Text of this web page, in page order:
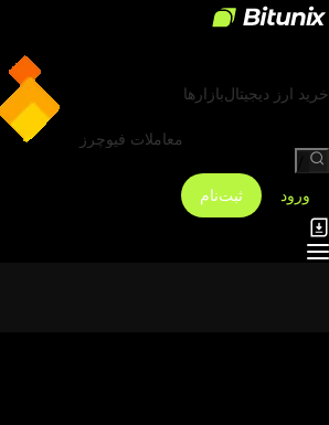
خرید ارز دیجیتالبازارها
معاملات فیوچرز
ورود
ثبت‌نام